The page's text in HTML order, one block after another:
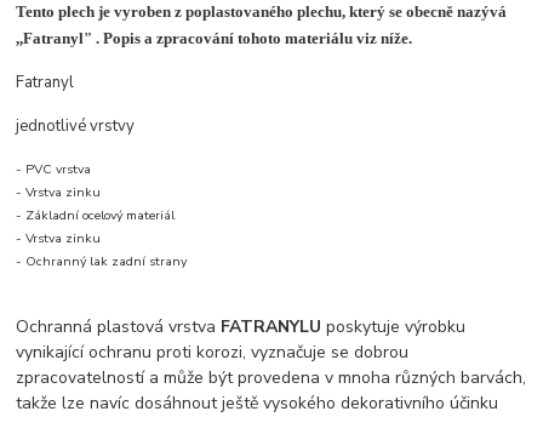
Tento plech je vyroben z poplastovaného plechu, který se obecně nazývá
,,Fatranyl" . Popis a zpracování tohoto materiálu viz níže.
Fatranyl
jednotlivé vrstvy
- PVC vrstva
- Vrstva zinku
- Základní ocelový materiál
- Vrstva zinku
- Ochranný lak zadní strany
Ochranná plastová vrstva FATRANYLU poskytuje výrobku
vynikající ochranu proti korozi, vyznačuje se dobrou
zpracovatelností a může být provedena v mnoha různých barvách,
takže lze navíc dosáhnout ještě vysokého dekorativního účinku